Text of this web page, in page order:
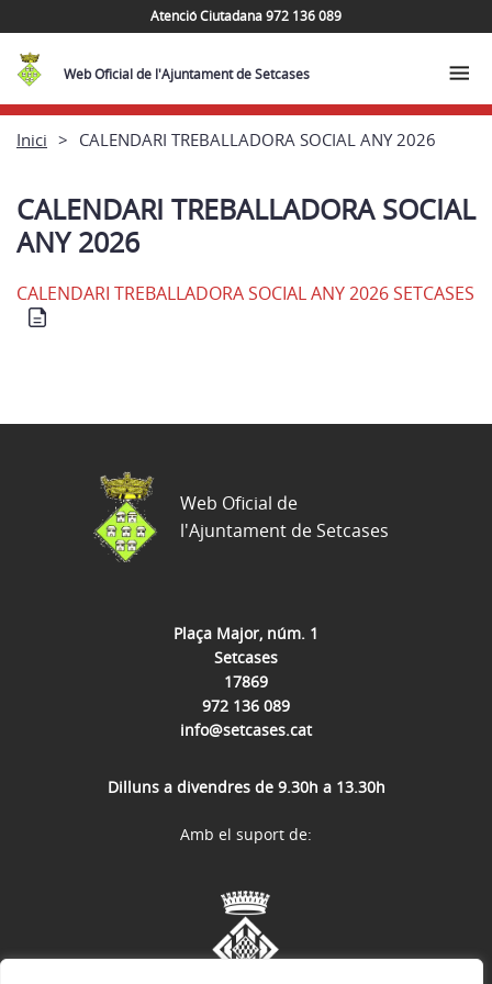
Atenció Ciutadana 972 136 089
Web Oficial de l'Ajuntament de Setcases
Inici CALENDARI TREBALLADORA SOCIAL ANY 2026
CALENDARI TREBALLADORA SOCIAL
ANY 2026
CALENDARI TREBALLADORA SOCIAL ANY 2026 SETCASES
Plaça Major, núm. 1
Setcases
17869
972 136 089
info@setcases.cat
Dilluns a divendres de 9.30h a 13.30h
Web Oficial de
l'Ajuntament de Setcases
Amb el suport de: